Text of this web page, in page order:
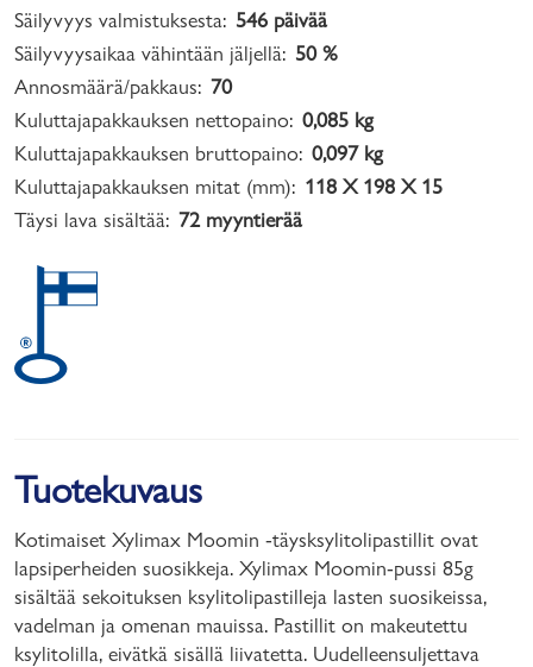
Säilyvyys valmistuksesta: 546 päivää
Säilyvyysaikaa vähintään jäljellä: 50 %
Annosmäärä/pakkaus: 70
Kuluttajapakkauksen nettopaino: 0,085 kg
Kuluttajapakkauksen bruttopaino: 0,097 kg
Kuluttajapakkauksen mitat (mm): 118 X 198 X 15
Täysi lava sisältää: 72 myyntierää
Tuotekuvaus
Kotimaiset Xylimax Moomin -täysksylitolipastillit ovat
lapsiperheiden suosikkeja. Xylimax Moomin-pussi 85g
sisältää sekoituksen ksylitolipastilleja lasten suosikeissa,
vadelman ja omenan mauissa. Pastillit on makeutettu
ksylitolilla, eivätkä sisällä liivatetta. Uudelleensuljettava